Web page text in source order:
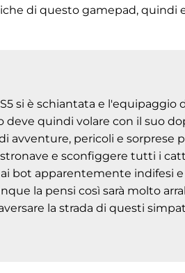
di questo gamepad, quindi
si è schiantata e l'equipaggio
deve quindi volare con il suo
avventure, pericoli e sorprese
e sconfiggere tutti i
bot apparentemente indifesi
la pensi così sarà molto
la strada di questi